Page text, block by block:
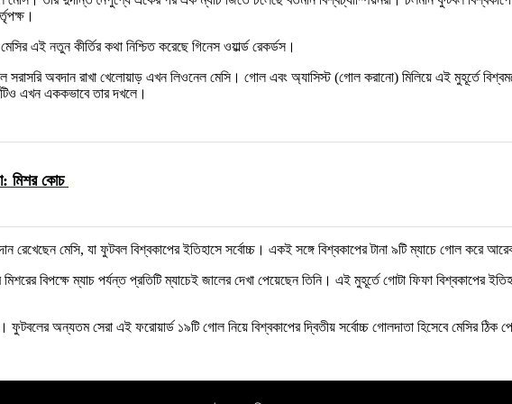
এই নতুন কীর্তির কথা নিশ্চিত করেছে গিনেস ওয়ার্ল্ড রেকর্ডস।
অবদান রাখা খেলোয়াড় এখন লিওনেল মেসি। গোল এবং অ্যাসিস্ট (গোল করানো) মিলিয়ে এই মুহূর্তে
এখন এককভাবে তার দখলে।
মিশর কোচ
রেখেছেন মেসি, যা ফুটবল বিশ্বকাপের ইতিহাসে সর্বোচ্চ। একই সঙ্গে বিশ্বকাপের টানা ৯টি ম্যাচে গোল করে
বিপক্ষে ম্যাচ পর্যন্ত প্রতিটি ম্যাচেই জালের দেখা পেয়েছেন তিনি। এই মুহূর্তে গোটা ফিফা বিশ্বকাপের
ফুটবলের অন্যতম সেরা এই ফরোয়ার্ড ১৯টি গোল নিয়ে বিশ্বকাপের দ্বিতীয় সর্বোচ্চ গোলদাতা হিসেবে মেসির